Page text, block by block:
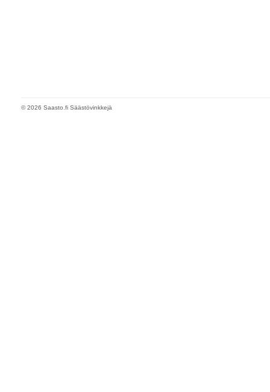
© 2026 Saasto.fi Säästövinkkejä